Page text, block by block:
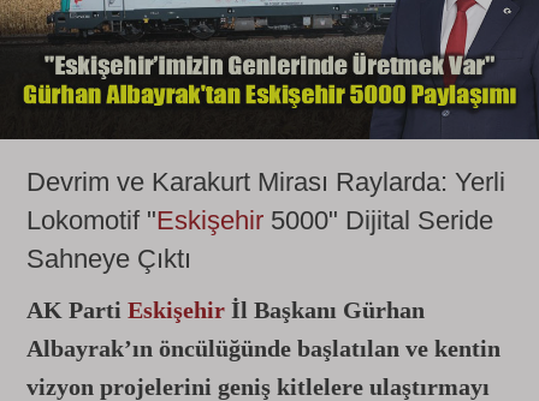
Devrim ve Karakurt Mirası Raylarda: Yerli
Lokomotif "Eskişehir 5000" Dijital Seride
Sahneye Çıktı
AK Parti Eskişehir İl Başkanı Gürhan
Albayrak’ın öncülüğünde başlatılan ve kentin
vizyon projelerini geniş kitlelere ulaştırmayı